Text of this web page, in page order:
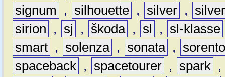
signum
, silhouette , silver ,
sirion
, sj , škoda , sl , sl-klasse
smart , solenza , sonata ,
spaceback , spacetourer , spark ,